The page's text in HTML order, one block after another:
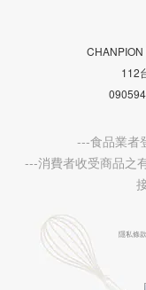
112
---食品業者
---消費者收受商品之
隱私條款 |